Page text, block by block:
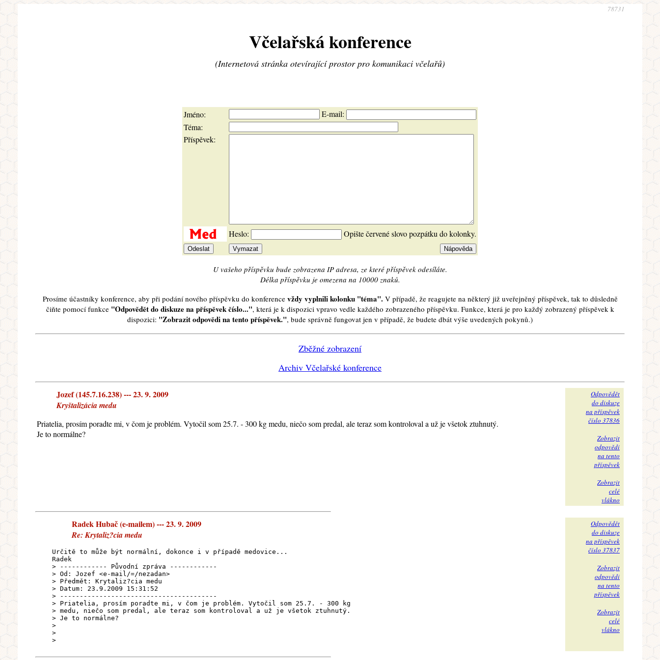
78731
Včelařská konference
(Internetová stránka otevírající prostor pro komunikaci včelařů)
Jméno:
E-mail:
Téma:
Příspěvek:
Heslo: Opište červené slovo pozpátku do kolonky.
U vašeho příspěvku bude zobrazena IP adresa, ze které příspěvek odesíláte.
Délka příspěvku je omezena na 10000 znaků.
Prosíme účastníky konference, aby při podání nového příspěvku do konference vždy vyplnili kolonku "téma". V případě, že reagujete na některý již uveřejněný příspěvek, tak to důsledně
čiňte pomocí funkce "Odpovědět do diskuze na příspěvek číslo...", která je k dispozici vpravo vedle každého zobrazeného příspěvku. Funkce, která je pro každý zobrazený příspěvek k
dispozici: "Zobrazit odpovědi na tento příspěvek.", bude správně fungovat jen v případě, že budete dbát výše uvedených pokynů.)
Zběžné zobrazení
Archiv Včelařské konference
Jozef (145.7.16.238) --- 23. 9. 2009
Kryštalizácia medu
Priatelia, prosím poradte mi, v čom je problém. Vytočil som 25.7. - 300 kg medu, niečo som predal, ale teraz som kontroloval a už je všetok ztuhnutý.
Je to normálne?
Odpovědět
do diskuze
na příspěvek
číslo 37836
Zobrazit
odpovědi
na tento
příspěvek
Zobrazit
celé
vlákno
Radek Hubač (e-mailem) --- 23. 9. 2009
Re: Krytaliz?cia medu
Určitě to může být normální, dokonce i v případě medovice...
Radek
> ------------ Původní zpráva ------------
> Od: Jozef <e-mail/=/nezadan>
> Předmět: Krytaliz?cia medu
> Datum: 23.9.2009 15:31:52
> ----------------------------------------
> Priatelia, prosím poradte mi, v čom je problém. Vytočil som 25.7. - 300 kg
> medu, niečo som predal, ale teraz som kontroloval a už je všetok ztuhnutý.
> Je to normálne?
>
>
>
Odpovědět
do diskuze
na příspěvek
číslo 37837
Zobrazit
odpovědi
na tento
příspěvek
Zobrazit
celé
vlákno